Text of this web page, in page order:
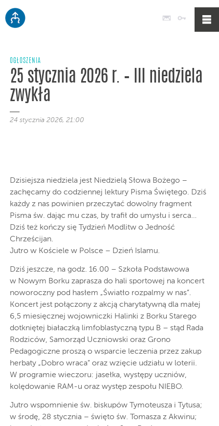
Poczta
OGŁOSZENIA
25 stycznia 2026 r. – III niedziela
zwykła
24 stycznia 2026, 21:00
Dzisiejsza niedziela jest Niedzielą Słowa Bożego –
zachęcamy do codziennej lektury Pisma Świętego. Dziś
każdy z nas powinien przeczytać dowolny fragment
Pisma św. dając mu czas, by trafił do umysłu i serca…
Dziś też kończy się Tydzień Modlitw o Jedność
Chrześcijan.
Jutro w Kościele w Polsce – Dzień Islamu.
Dziś jeszcze, na godz. 16.00 – Szkoła Podstawowa
w Nowym Borku zaprasza do hali sportowej na koncert
noworoczny pod hasłem „Światło rozpalmy w nas”.
Koncert jest połączony z akcją charytatywną dla małej
6,5 miesięcznej wojowniczki Halinki z Borku Starego
dotkniętej białaczką limfoblastyczną typu B – stąd Rada
Rodziców, Samorząd Uczniowski oraz Grono
Pedagogiczne proszą o wsparcie leczenia przez zakup
herbaty „Dobro wraca” oraz wzięcie udziału w loterii.
W programie wieczoru: jasełka, występy uczniów,
kolędowanie RAM-u oraz występ zespołu NIEBO.
Jutro wspomnienie św. biskupów Tymoteusza i Tytusa;
w środę, 28 stycznia – święto św. Tomasza z Akwinu;